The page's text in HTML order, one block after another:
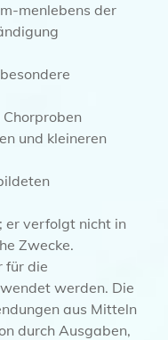
menlebens der
und kleineren
er verfolgt nicht in
Zwecke.
für die
werden. Die
aus Mitteln
durch Ausgaben,